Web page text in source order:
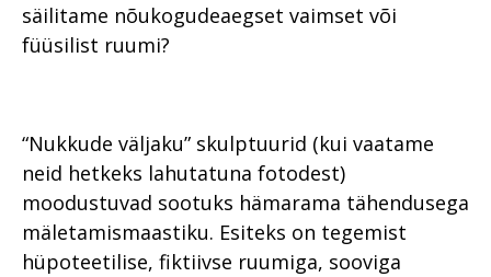
säilitame nõukogudeaegset vaimset või
füüsilist ruumi?
“Nukkude väljaku” skulptuurid (kui vaatame
neid hetkeks lahutatuna fotodest)
moodustuvad sootuks hämarama tähendusega
mäletamismaastiku. Esiteks on tegemist
hüpoteetilise, fiktiivse ruumiga, sooviga